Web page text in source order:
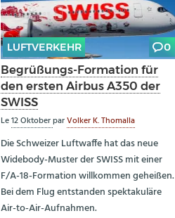
LUFTVERKEHR 0
Begrüßungs-Formation für
den ersten Airbus A350 der
SWISS
Le12 OktoberparVolker K. Thomalla
Die Schweizer Luftwaffe hat das neue
Widebody-Muster der SWISS mit einer
F/A-18-Formation willkommen geheißen.
Bei dem Flug entstanden spektakuläre
Air-to-Air-Aufnahmen.